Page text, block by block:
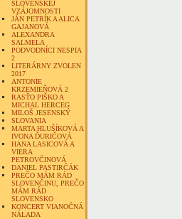
SLOVENSKEJ
VZÁJOMNOSTI
JÁN PETRÍK A ALICA
GAJANOVÁ
ALEXANDRA
SALMELA
PODVODNÍCI NESPIA
2
LITERÁRNY ZVOLEN
2017
ANTONIE
KRZEMIEŇOVÁ 2
RASŤO PIŠKO A
MICHAL HERCEG
MILOŠ JESENSKÝ
SLOVANIA
MARTA HLUŠÍKOVÁ A
IVONA ĎURIČOVÁ
HANA LASICOVÁ A
VIERA
PETROVČINOVÁ
DANIEL PASTIRČÁK
PREČO MÁM RÁD
SLOVENČINU, PREČO
MÁM RÁD
SLOVENSKO
KONCERT VIANOČNÁ
NÁLADA